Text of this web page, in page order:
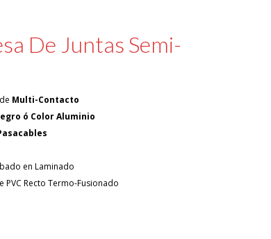
De Juntas Semi-
Multi-Contacto
Negro ó Color Aluminio
en Cubo Con Pasacables
en Laminado
Recto Termo-Fusionado